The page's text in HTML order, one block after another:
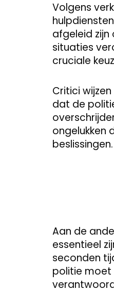
Volgens
afgeleid zijn
situaties
cruciale
Critici
dat de
ongelukken
beslissingen.
Aan de
essentieel
seconden
politie moet